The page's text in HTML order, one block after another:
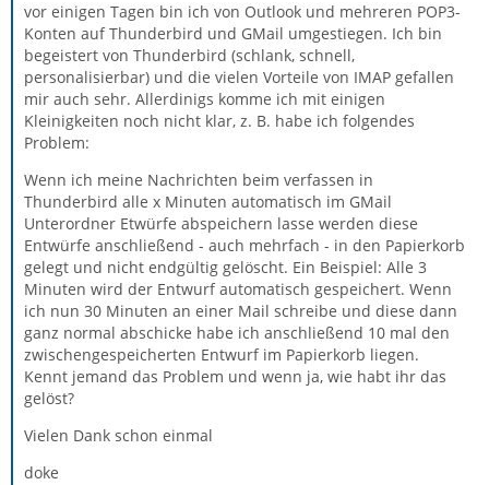
vor einigen Tagen bin ich von Outlook und mehreren POP3-
Konten auf Thunderbird und GMail umgestiegen. Ich bin
begeistert von Thunderbird (schlank, schnell,
personalisierbar) und die vielen Vorteile von IMAP gefallen
mir auch sehr. Allerdinigs komme ich mit einigen
Kleinigkeiten noch nicht klar, z. B. habe ich folgendes
Problem:
Wenn ich meine Nachrichten beim verfassen in
Thunderbird alle x Minuten automatisch im GMail
Unterordner Etwürfe abspeichern lasse werden diese
Entwürfe anschließend - auch mehrfach - in den Papierkorb
gelegt und nicht endgültig gelöscht. Ein Beispiel: Alle 3
Minuten wird der Entwurf automatisch gespeichert. Wenn
ich nun 30 Minuten an einer Mail schreibe und diese dann
ganz normal abschicke habe ich anschließend 10 mal den
zwischengespeicherten Entwurf im Papierkorb liegen.
Kennt jemand das Problem und wenn ja, wie habt ihr das
gelöst?
Vielen Dank schon einmal
doke